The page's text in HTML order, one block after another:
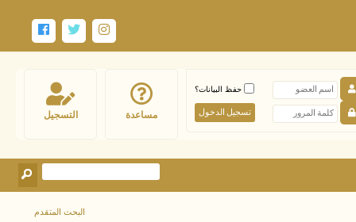
التسجيل مساعدة
حفظ البيانات؟
البحث المتقدم